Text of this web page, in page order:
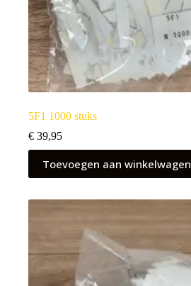
5F1 1000 stuks
€ 39,95
Toevoegen aan winkelwagen